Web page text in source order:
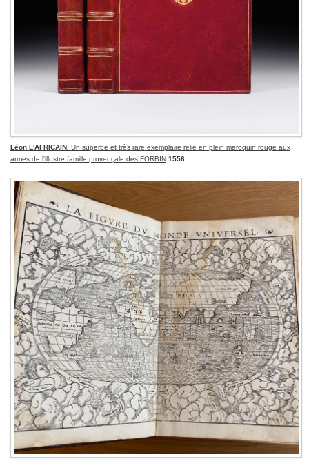
Léon L'AFRICAIN. Un superbe et très rare exemplaire relié en plein maroquin rouge aux
armes de l'illustre famille provençale des FORBIN 1556